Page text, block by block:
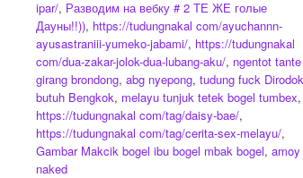
ipar/, Разводим на вебку # 2 ТЕ ЖЕ голые
Дауны!!)), https://tudungnakal com/ayuchannn-
ayusastraniii-yumeko-jabami/, https://tudungnakal
com/dua-zakar-jolok-dua-lubang-aku/, ngentot tante
girang brondong,abg nyepong,tudung fuck Dirodok
butuh Bengkok, melayu tunjuk tetek bogel tumbex,
https://tudungnakal com/tag/daisy-bae/,
https://tudungnakal com/tag/cerita-sex-melayu/,
Gambar Makcik bogel ibu bogel mbak bogel,amoy
naked